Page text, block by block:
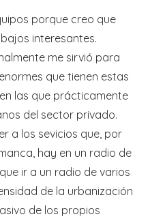
porque creo que
interesantes.
me sirvió para
que tienen estas
las que prácticamente
del sector privado.
a los sevicios que, por
hay en un radio de
ir a un radio de varios
de la urbanización
de los propios